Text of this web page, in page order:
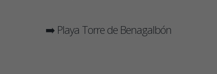
➡️ Playa Torre de Benagalbón